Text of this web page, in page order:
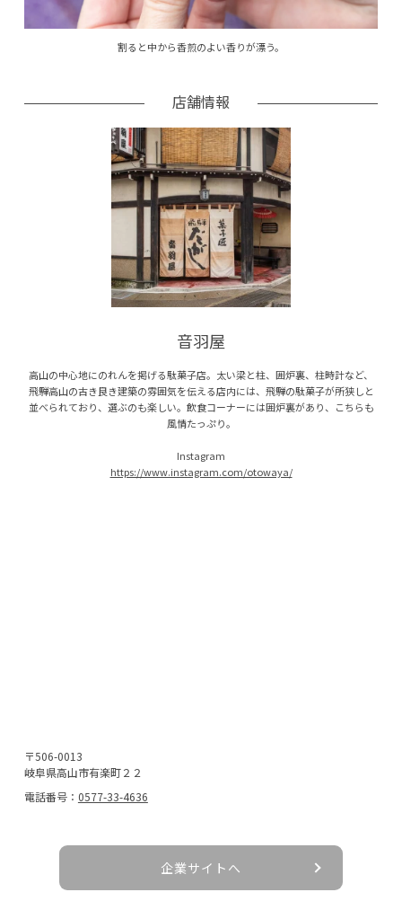
割ると中から香煎のよい香りが漂う。
店舗情報
音羽屋
高山の中心地にのれんを掲げる駄菓子店。太い梁と柱、囲炉裏、柱時計など、
飛騨高山の古き良き建築の雰囲気を伝える店内には、飛騨の駄菓子が所狭しと
並べられており、選ぶのも楽しい。飲食コーナーには囲炉裏があり、こちらも
風情たっぷり。
Instagram
https://www.instagram.com/otowaya/
〒506-0013
岐阜県高山市有楽町２２
電話番号： 0577-33-4636
企業サイトへ